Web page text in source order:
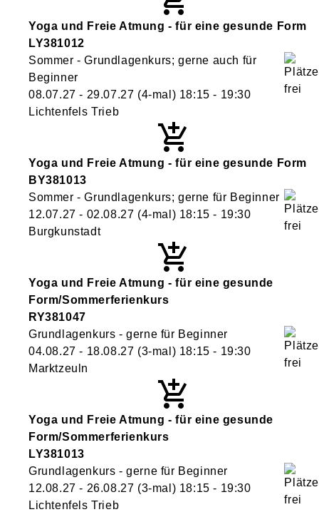
Yoga und Freie Atmung - für eine gesunde Form
LY381012
Sommer - Grundlagenkurs; gerne auch für
Beginner
08.07.27 - 29.07.27 (4-mal) 18:15 - 19:30
Lichtenfels Trieb
Yoga und Freie Atmung - für eine gesunde Form
BY381013
Sommer - Grundlagenkurs; gerne für Beginner
12.07.27 - 02.08.27 (4-mal) 18:15 - 19:30
Burgkunstadt
Yoga und Freie Atmung - für eine gesunde
Form/Sommerferienkurs
RY381047
Grundlagenkurs - gerne für Beginner
04.08.27 - 18.08.27 (3-mal) 18:15 - 19:30
Marktzeuln
Yoga und Freie Atmung - für eine gesunde
Form/Sommerferienkurs
LY381013
Grundlagenkurs - gerne für Beginner
12.08.27 - 26.08.27 (3-mal) 18:15 - 19:30
Lichtenfels Trieb